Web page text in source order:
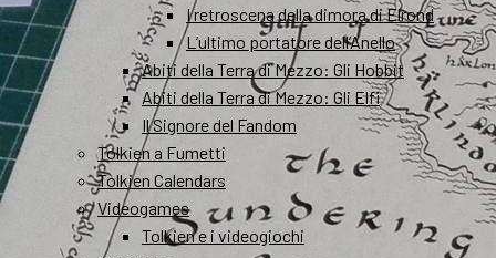
I retroscena della dimora di Elrond
L’ultimo portatore dell’Anello
Abiti della Terra di Mezzo: Gli Hobbit
Abiti della Terra di Mezzo: Gli Elfi
Il Signore del Fandom
Tolkien a Fumetti
Tolkien Calendars
Videogames
Tolkien e i videogiochi